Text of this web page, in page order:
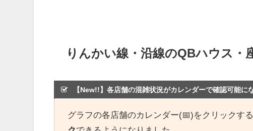
りんかい線・沿線のQBハウス
【New!!】各店舗の混雑状況がカレンダーで確認可能に
グラフの各店舗のカレンダー(📅)をクリックする